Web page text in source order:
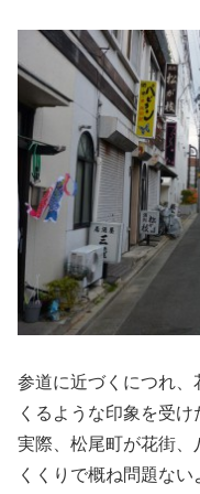
参道に近づくにつれ、
くるような印象を受け
実際、松尾町が花街、
くくりで概ね問題ない